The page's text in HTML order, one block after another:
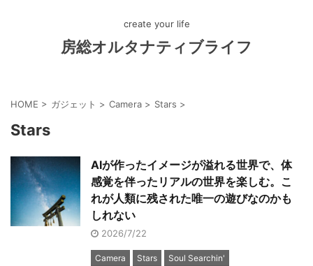
create your life
房総オルタナティブライフ
HOME > ガジェット > Camera > Stars >
Stars
AIが作ったイメージが溢れる世界で、体
感覚を伴ったリアルの世界を楽しむ。こ
れが人類に残された唯一の遊びなのかも
しれない
2026/7/22
Camera Stars Soul Searchin'